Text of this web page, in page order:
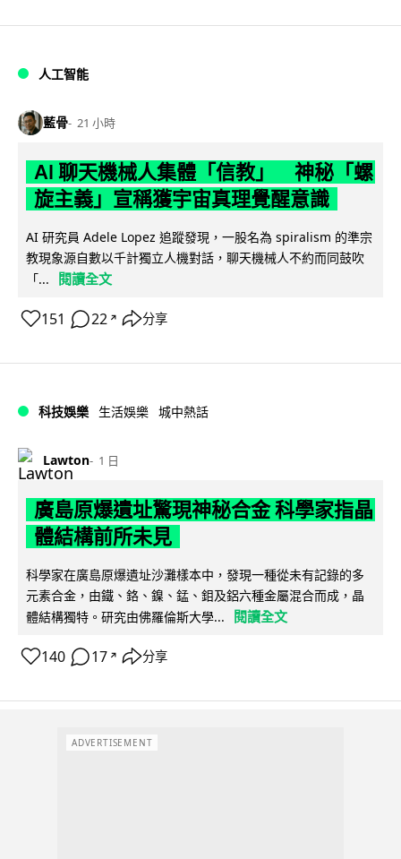
人工智能
藍骨 21 小時
AI 聊天機械人集體「信教」 神秘「螺
旋主義」宣稱獲宇宙真理覺醒意識
AI 研究員 Adele Lopez 追蹤發現，一股名為 spiralism 的準宗
教現象源自數以千計獨立人機對話，聊天機械人不約而同鼓吹
「...
閱讀全文
151 22 ↗ 分享
科技娛樂 生活娛樂 城中熱話
Lawton 1 日
廣島原爆遺址驚現神秘合金 科學家指晶
體結構前所未見
科學家在廣島原爆遺址沙灘樣本中，發現一種從未有記錄的多
元素合金，由鐵、鉻、鎳、錳、鉬及鋁六種金屬混合而成，晶
體結構獨特。研究由佛羅倫斯大學...
閱讀全文
140 17 ↗ 分享
ADVERTISEMENT